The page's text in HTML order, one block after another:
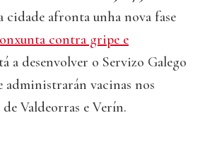
cidade afronta unha nova fase
contra gripe e
a desenvolver o Servizo Galego
administrarán vacinas nos
Valdeorras e Verín.